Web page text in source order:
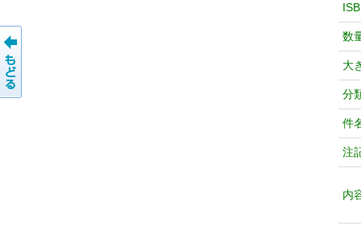
数
大
分
件
注
内